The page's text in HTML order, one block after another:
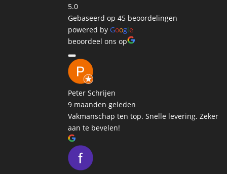
5.0
Gebaseerd op 45 beoordelingen
powered by Google
beoordeel ons op
Peter Schrijen
9 maanden geleden
Vakmanschap ten top. Snelle levering. Zeker
aan te bevelen!